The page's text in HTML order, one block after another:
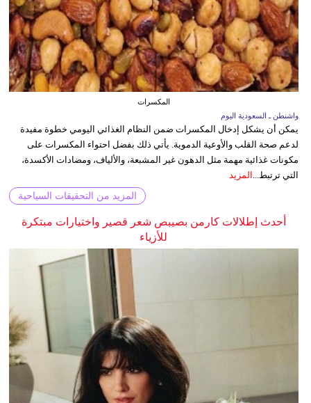
المكسرات
واشنطن ـ السعودية اليوم
يمكن أن يشكل إدخال المكسرات ضمن النظام الغذائي اليومي خطوة مفيدة
لدعم صحة القلب والأوعية الدموية. يأتي ذلك بفضل احتواء المكسرات على
مكونات غذائية مهمة مثل الدهون غير المشبعة، والألياف، ومضادات الأكسدة،
التي ترتبط... المزيد
المزيد من التحقيقات السياحية
أحدث إطلالات كارمن بصيبص شعر قصير واختيارات مبتكرة
للأزياء